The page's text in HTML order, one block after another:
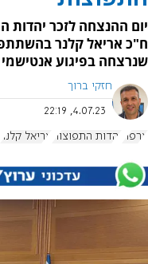
יום ההנצחה לזכר יהדות
ח"כ אריאל קלנר
שנרצחה בפיגוע אנטישמי
חזקי ברוך
4.07.23, 22:19
צרפת יהדות התפוצות אריאל קלנר